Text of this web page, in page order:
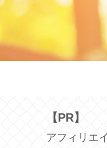
【PR】
アフィリエ